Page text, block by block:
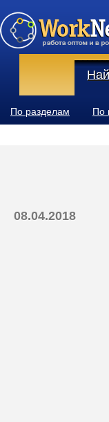
По разделам По
08.04.2018